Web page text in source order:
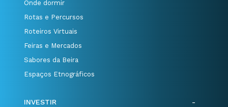
Onde dormir
Rotas e Percursos
Roteiros Virtuais
Feiras e Mercados
Sabores da Beira
Espaços Etnográficos
INVESTIR